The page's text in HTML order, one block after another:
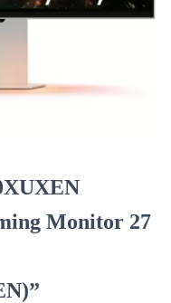
Monitor 27